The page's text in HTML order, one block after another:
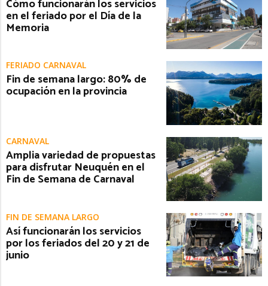
Cómo funcionarán los servicios
en el feriado por el Día de la
Memoria
FERIADO CARNAVAL
Fin de semana largo: 80% de
ocupación en la provincia
CARNAVAL
Amplia variedad de propuestas
para disfrutar Neuquén en el
Fin de Semana de Carnaval
FIN DE SEMANA LARGO
Así funcionarán los servicios
por los feriados del 20 y 21 de
junio